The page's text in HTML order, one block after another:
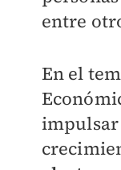
entre
En el